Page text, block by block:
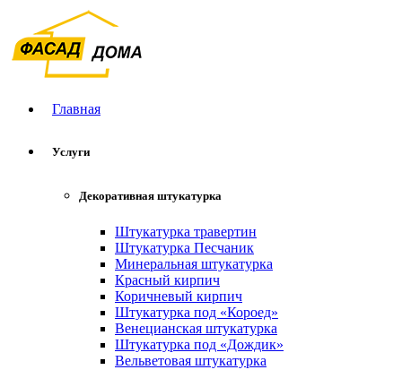
Главная
Услуги
Декоративная штукатурка
Штукатурка травертин
Штукатурка Песчаник
Минеральная штукатурка
Красный кирпич
Коричневый кирпич
Штукатурка под «Короед»
Венецианская штукатурка
Штукатурка под «Дождик»
Вельветовая штукатурка